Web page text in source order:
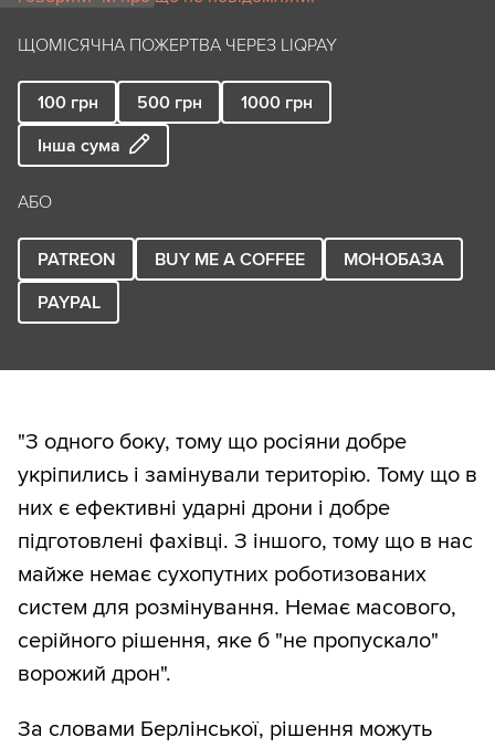
ЩОМІСЯЧНА ПОЖЕРТВА ЧЕРЕЗ LIQPAY
100 грн 500 грн 1000 грн
Інша сума
АБО
PATREON BUY ME A COFFEE
МОНОБАЗА
PAYPAL
"З одного боку, тому що росіяни добре
укріпились і замінували територію. Тому що в
них є ефективні ударні дрони і добре
підготовлені фахівці. З іншого, тому що в нас
майже немає сухопутних роботизованих
систем для розмінування. Немає масового,
серійного рішення, яке б "не пропускало"
ворожий дрон".
За словами Берлінської, рішення можуть